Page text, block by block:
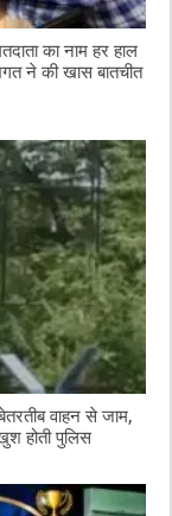
का नाम हर हाल
ने की खास बातचीत
वाहन से जाम,
होती पुलिस